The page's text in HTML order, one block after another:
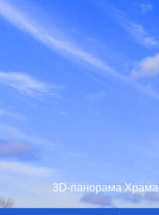
3D-панорама Храма